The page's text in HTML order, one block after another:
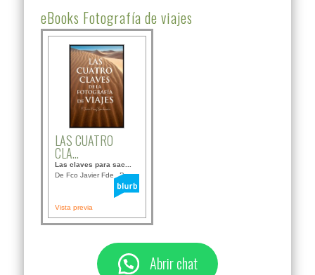
eBooks Fotografía de viajes
LAS CUATRO
CLA...
Las claves para sac...
De Fco Javier Fdez B...
Vista previa
Abrir chat